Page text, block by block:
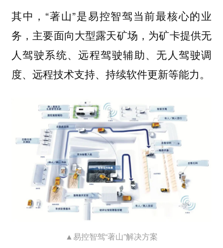
其中，“著山”是易控智驾当前最核心的业
务，主要面向大型露天矿场，为矿卡提供无
人驾驶系统、远程驾驶辅助、无人驾驶调
度、远程技术支持、持续软件更新等能力。
▲易控智驾“著山”解决方案